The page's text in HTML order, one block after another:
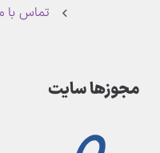
تماس با
مجوزها سایت